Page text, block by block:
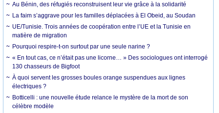
Au Bénin, des réfugiés reconstruisent leur vie grâce à la solidarité
La faim s’aggrave pour les familles déplacées à El Obeid, au Soudan
UE/Tunisie. Trois années de coopération entre l’UE et la Tunisie en
matière de migration
Pourquoi respire-t-on surtout par une seule narine ?
« En tout cas, ce n’était pas une licorne… » Des sociologues ont interrogé
130 chasseurs de Bigfoot
À quoi servent les grosses boules orange suspendues aux lignes
électriques ?
Botticelli : une nouvelle étude relance le mystère de la mort de son
célèbre modèle